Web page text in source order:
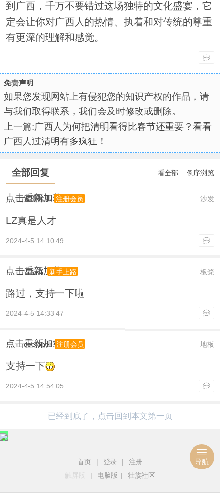
到广西，千万不要错过这场独特的文化盛宴，它
定会让你对广西人的热情、执着和对传统的尊重
有更深的理解和感觉。
免责声明
如果您发现网站上有侵犯您的知识产权的作品，请
与我们取得联系，我们会及时修改或删除。
上一篇:广西人为何把清明看得比春节还重要？看看
广西人过清明有多疯狂！
全部回复 看全部 倒序浏览
点击重新加载 沙发
紫檀镜儿 注册会员
LZ真是人才
2024-4-5 14:10:49
点击重新加载 板凳
贾福贵 新手上路
路过，支持一下啦
2024-4-5 14:33:47
点击重新加载 地板
qeetoper 注册会员
支持一下
2024-4-5 14:54:05
已经到底了，点击回到本文第一页
首页 | 登录 |
注册
触屏版
| 电脑版 | 壮族社区
导航